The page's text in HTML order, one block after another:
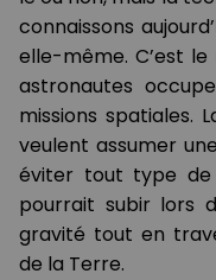
connaissons
elle-même. C’est
astronautes
missions spatiales.
veulent assumer
éviter tout type de
pourrait subir lors
gravité tout en
de la Terre.